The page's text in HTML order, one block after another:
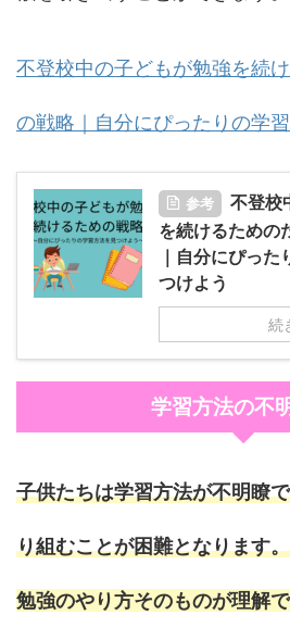
不登校中の子どもが勉強を続
の戦略｜自分にぴったりの学
参考
不登校
を続けるための
｜自分にぴっ
つけよう
続
学習方法の不
子供たちは学習方法が不明瞭
り組むことが困難となります。
勉強のやり方そのものが理解